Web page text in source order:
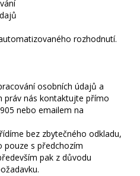
rozhodnutí.
osobních údajů a
práv nás kontaktujte přímo
nebo emailem na
bez zbytečného odkladu,
pouze s předchozím
pak z důvodu